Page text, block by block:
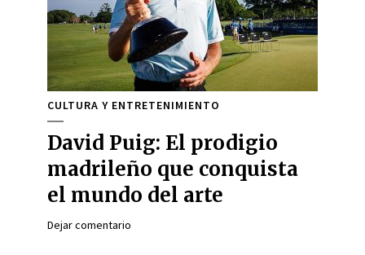
CULTURA Y ENTRETENIMIENTO
David Puig: El prodigio
madrileño que conquista
el mundo del arte
Dejar comentario